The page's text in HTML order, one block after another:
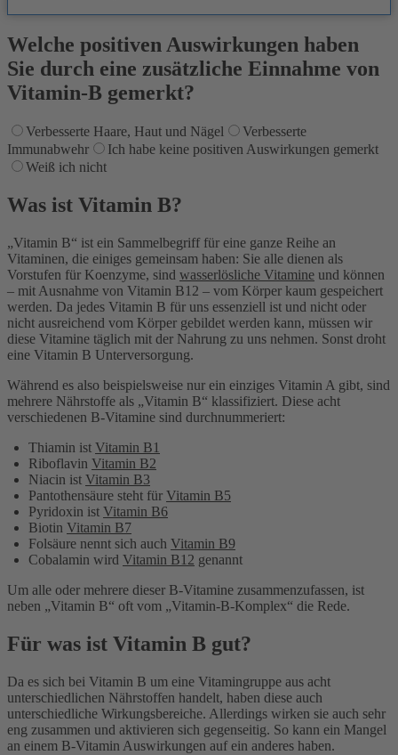
Welche positiven Auswirkungen haben
Sie durch eine zusätzliche Einnahme von
Vitamin-B gemerkt?
Verbesserte Haare, Haut und Nägel
Verbesserte
Immunabwehr
Ich habe keine positiven Auswirkungen gemerkt
Weiß ich nicht
Was ist Vitamin B?
„Vitamin B“ ist ein Sammelbegriff für eine ganze Reihe an
Vitaminen, die einiges gemeinsam haben: Sie alle dienen als
Vorstufen für Koenzyme, sind wasserlösliche Vitamine und können
– mit Ausnahme von Vitamin B12 – vom Körper kaum gespeichert
werden. Da jedes Vitamin B für uns essenziell ist und nicht oder
nicht ausreichend vom Körper gebildet werden kann, müssen wir
diese Vitamine täglich mit der Nahrung zu uns nehmen. Sonst droht
eine Vitamin B Unterversorgung.
Während es also beispielsweise nur ein einziges Vitamin A gibt, sind
mehrere Nährstoffe als „Vitamin B“ klassifiziert. Diese acht
verschiedenen B-Vitamine sind durchnummeriert:
Thiamin ist Vitamin B1
Riboflavin Vitamin B2
Niacin ist Vitamin B3
Pantothensäure steht für Vitamin B5
Pyridoxin ist Vitamin B6
Biotin Vitamin B7
Folsäure nennt sich auch Vitamin B9
Cobalamin wird Vitamin B12 genannt
Um alle oder mehrere dieser B-Vitamine zusammenzufassen, ist
neben „Vitamin B“ oft vom „Vitamin-B-Komplex“ die Rede.
Für was ist Vitamin B gut?
Da es sich bei Vitamin B um eine Vitamingruppe aus acht
unterschiedlichen Nährstoffen handelt, haben diese auch
unterschiedliche Wirkungsbereiche. Allerdings wirken sie auch sehr
eng zusammen und aktivieren sich gegenseitig. So kann ein Mangel
an einem B-Vitamin Auswirkungen auf ein anderes haben.